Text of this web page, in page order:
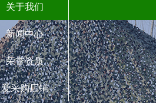
关于我们
新闻中心
荣誉资质
爱采购店铺